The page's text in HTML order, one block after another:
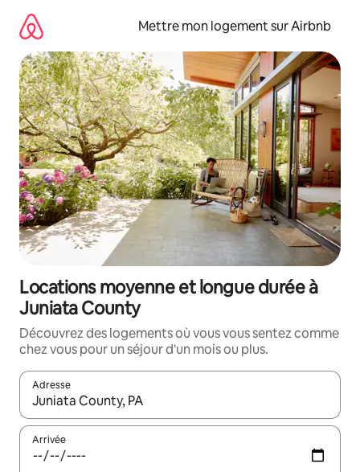
directement
contenu
Mettre mon logement sur Airbnb
Locations moyenne et longue durée à
Juniata County
Découvrez des logements où vous vous sentez comme
chez vous pour un séjour d'un mois ou plus.
Adresse
Lorsque les résultats s'affichent, utilisez les flèches vers le
Arrivée